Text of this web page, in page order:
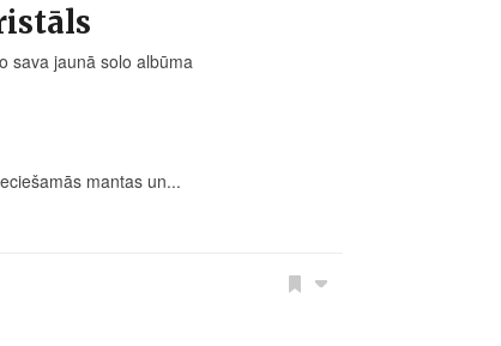
sava jaunā solo albūma
mantas un...